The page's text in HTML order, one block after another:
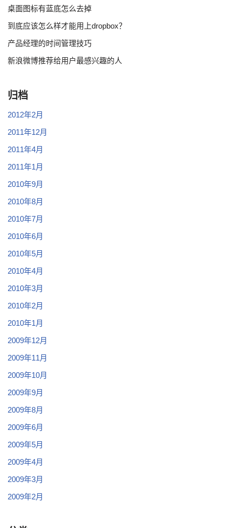
桌面图标有蓝底怎么去掉
到底应该怎么样才能用上dropbox？
产品经理的时间管理技巧
新浪微博推荐给用户最感兴趣的人
归档
2012年2月
2011年12月
2011年4月
2011年1月
2010年9月
2010年8月
2010年7月
2010年6月
2010年5月
2010年4月
2010年3月
2010年2月
2010年1月
2009年12月
2009年11月
2009年10月
2009年9月
2009年8月
2009年6月
2009年5月
2009年4月
2009年3月
2009年2月